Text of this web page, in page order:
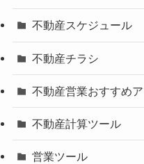
不動産スケジュール
不動産チラシ
不動産営業おすすめア
不動産計算ツール
営業ツール